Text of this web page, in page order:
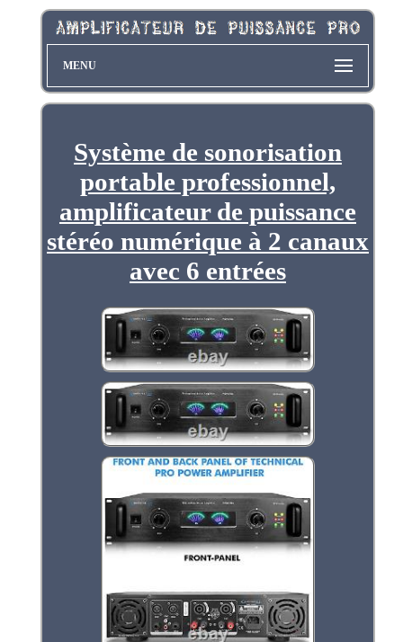
MENU
Système de sonorisation
portable professionnel,
amplificateur de puissance
stéréo numérique à 2 canaux
avec 6 entrées